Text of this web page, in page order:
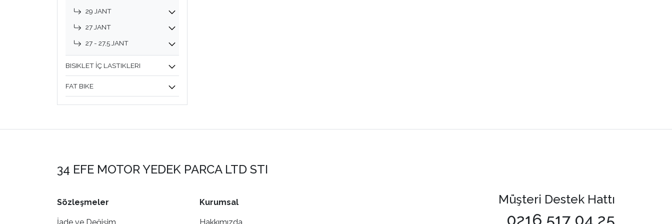
29 JANT
27 JANT
27 - 27,5 JANT
BISIKLET İÇ LASTIKLERI
FAT BIKE
34 EFE MOTOR YEDEK PARCA LTD STI
Sözleşmeler Kurumsal Müşteri Destek Hattı
0216 517 04 25